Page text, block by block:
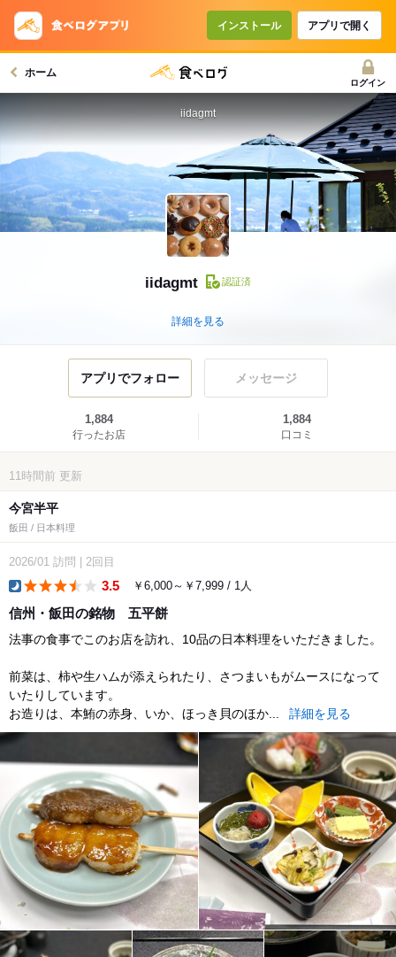
インストール アプリで開く
ホーム
ログイン
iidagmt 認証済
詳細を見る
iidagmt
アプリでフォロー メッセージ
1,884
行ったお店
1,884
口コミ
11時間前 更新
今宮半平
飯田 / 日本料理
2026/01 訪問 2回目
3.5 ￥6,000～￥7,999 / 1人
信州・飯田の銘物 五平餅
法事の食事でこのお店を訪れ、10品の日本料理をいただきました。
前菜は、柿や生ハムが添えられたり、さつまいもがムースになって
いたりしています。
お造りは、本鮪の赤身、いか、ほっき貝のほか...
詳細を見る